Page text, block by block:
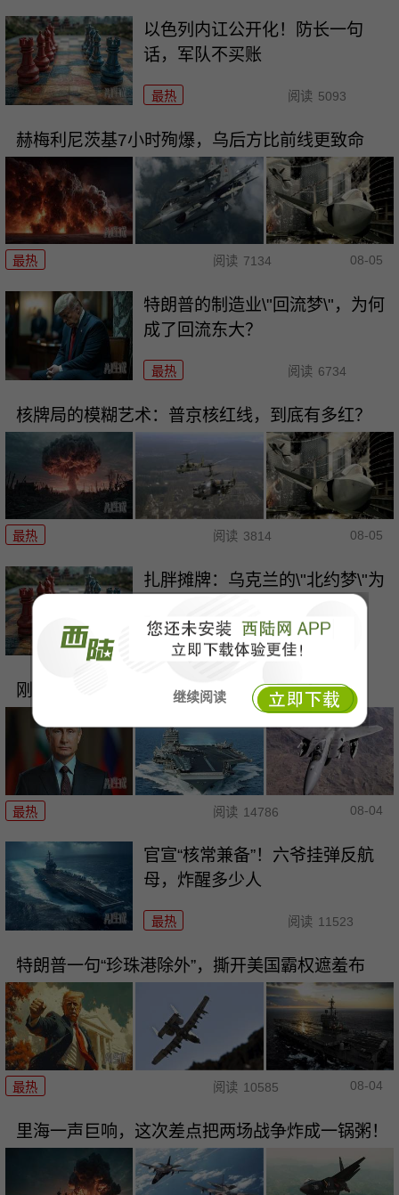
继续阅读
以色列内讧公开化！防长一句
话，军队不买账
最热 阅读 5093
赫梅利尼茨基7小时殉爆，乌后方比前线更致命
最热 阅读 7134 08-05
特朗普的制造业\"回流梦\"，为何
成了回流东大？
最热 阅读 6734
核牌局的模糊艺术：普京核红线，到底有多红？
最热 阅读 3814 08-05
扎胖摊牌：乌克兰的\"北约梦\"为
最热 阅读
刚刚，普京被逼亮出底牌！俄罗斯要干大事了！
最热 阅读 14786 08-04
官宣“核常兼备”！六爷挂弹反航
母，炸醒多少人
最热 阅读 11523
特朗普一句“珍珠港除外”，撕开美国霸权遮羞布
最热 阅读 10585 08-04
里海一声巨响，这次差点把两场战争炸成一锅粥！